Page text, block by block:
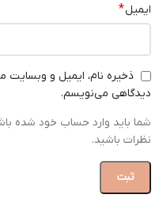
ایمیل*
ذخیره نام، ایمیل و وبسایت
دیدگاهی می‌نویسم.
شما باید وارد حساب خود شده
نظرات باشید.